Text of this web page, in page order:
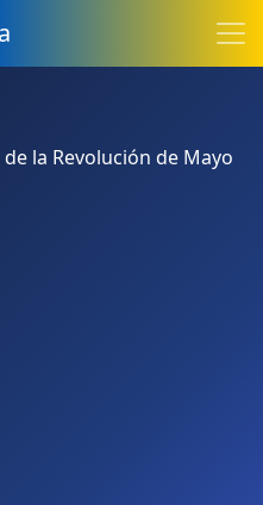
de la Revolución de Mayo